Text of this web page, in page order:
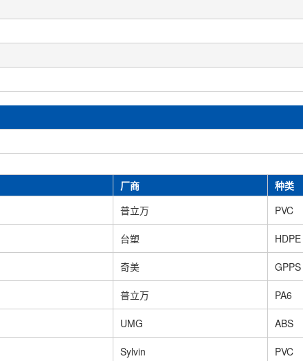
厂商 种类
普立万 PVC
台塑 HDPE
奇美 GPPS
普立万 PA6
UMG ABS
Sylvin PVC